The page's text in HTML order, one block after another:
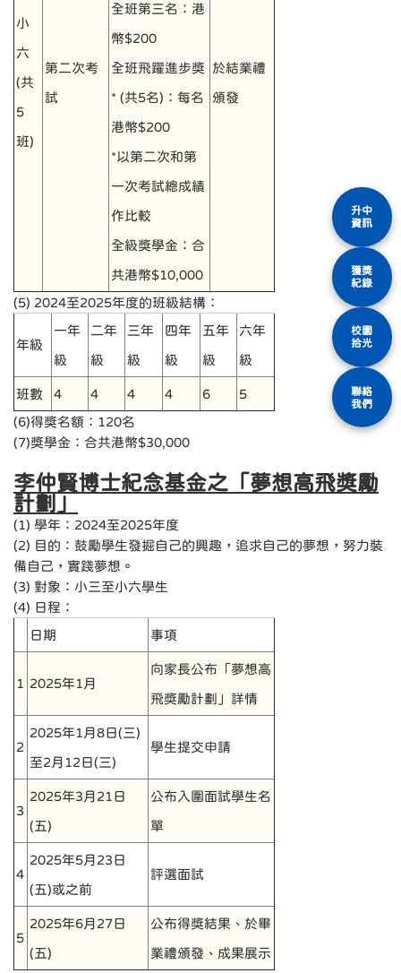
小
六
(共
5
班)
第二次考
試
全班第三名：港
幣$200
全班飛躍進步獎
* (共5名)：每名
港幣$200
*以第二次和第
一次考試總成績
作比較
全級獎學金：合
共港幣$10,000
於結業禮
頒發
(5) 2024至2025年度的班級結構：
年級
一年
級
二年
級
三年
級
四年
級
五年
級
六年
級
班數 4 4 4 4 6 5
(6)得獎名額：120名
(7)獎學金：合共港幣$30,000
李仲賢博士紀念基金之「夢想高飛獎勵
計劃」
(1) 學年：2024至2025年度
(2) 目的：鼓勵學生發掘自己的興趣，追求自己的夢想，努力裝
備自己，實踐夢想。
(3) 對象：小三至小六學生
(4) 日程：
日期 事項
1 2025年1月
向家長公布「夢想高
飛獎勵計劃」詳情
2
2025年1月8日(三)
至2月12日(三)
學生提交申請
3
2025年3月21日
(五)
公布入圍面試學生名
單
4
2025年5月23日
(五)或之前
評選面試
5
2025年6月27日
(五)
公布得獎結果、於畢
業禮頒發、成果展示
升中
資訊
獲獎
紀錄
校園
拾光
聯絡
我們